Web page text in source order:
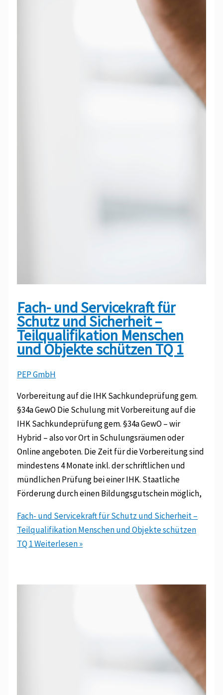
Fach- und Servicekraft für
Schutz und Sicherheit –
Teilqualifikation Menschen
und Objekte schützen TQ 1
PEP GmbH
Vorbereitung auf die IHK Sachkundeprüfung gem.
§34a GewO Die Schulung mit Vorbereitung auf die
IHK Sachkundeprüfung gem. §34a GewO – wir
Hybrid – also vor Ort in Schulungsräumen oder
Online angeboten. Die Zeit für die Vorbereitung sind
mindestens 4 Monate inkl. der schriftlichen und
mündlichen Prüfung bei einer IHK. Staatliche
Förderung durch einen Bildungsgutschein möglich,
Fach- und Servicekraft für Schutz und Sicherheit –
Teilqualifikation Menschen und Objekte schützen
TQ 1Weiterlesen »